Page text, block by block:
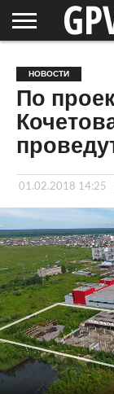
ОБЛАСТЬ
НОВОСТИ
СОСЕДЕЙ
РОССИЯ
/ МИР
БЛОГ
СТАТЬИ
ИНТЕРВЬЮ
ОБЪЕКТЫ
ПОДБОРКИ
НОВОСТИ
По
01.02.2018 14:25